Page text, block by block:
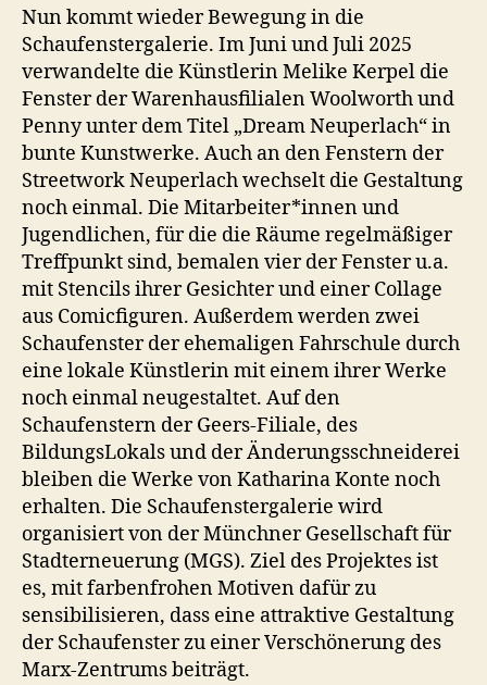
Nun kommt wieder Bewegung in die
Schaufenstergalerie. Im Juni und Juli 2025
verwandelte die Künstlerin Melike Kerpel die
Fenster der Warenhausfilialen Woolworth und
Penny unter dem Titel „Dream Neuperlach“ in
bunte Kunstwerke. Auch an den Fenstern der
Streetwork Neuperlach wechselt die Gestaltung
noch einmal. Die Mitarbeiter*innen und
Jugendlichen, für die die Räume regelmäßiger
Treffpunkt sind, bemalen vier der Fenster u.a.
mit Stencils ihrer Gesichter und einer Collage
aus Comicfiguren. Außerdem werden zwei
Schaufenster der ehemaligen Fahrschule durch
eine lokale Künstlerin mit einem ihrer Werke
noch einmal neugestaltet. Auf den
Schaufenstern der Geers-Filiale, des
BildungsLokals und der Änderungsschneiderei
bleiben die Werke von Katharina Konte noch
erhalten. Die Schaufenstergalerie wird
organisiert von der Münchner Gesellschaft für
Stadterneuerung (MGS). Ziel des Projektes ist
es, mit farbenfrohen Motiven dafür zu
sensibilisieren, dass eine attraktive Gestaltung
der Schaufenster zu einer Verschönerung des
Marx-Zentrums beiträgt.